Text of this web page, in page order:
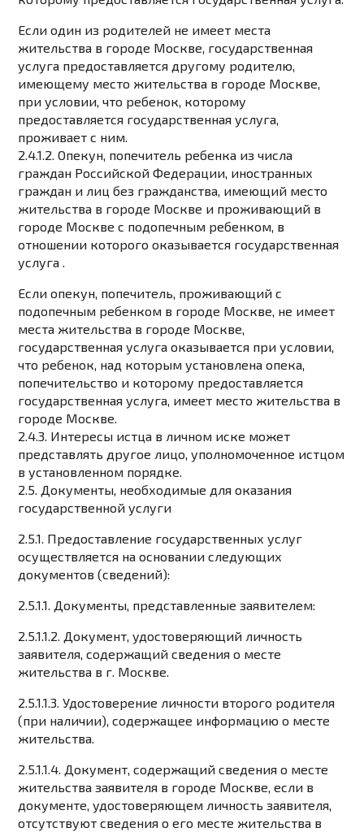
Если один из родителей не имеет места
жительства в городе Москве, государственная
услуга предоставляется другому родителю,
имеющему место жительства в городе Москве,
при условии, что ребенок, которому
предоставляется государственная услуга,
проживает с ним.
2.4.1.2. Опекун, попечитель ребенка из числа
граждан Российской Федерации, иностранных
граждан и лиц без гражданства, имеющий место
жительства в городе Москве и проживающий в
городе Москве с подопечным ребенком, в
отношении которого оказывается государственная
услуга .
Если опекун, попечитель, проживающий с
подопечным ребенком в городе Москве, не имеет
места жительства в городе Москве,
государственная услуга оказывается при условии,
что ребенок, над которым установлена ​​опека,
попечительство и которому предоставляется
государственная услуга, имеет место жительства в
городе Москве.
2.4.3. Интересы истца в личном иске может
представлять другое лицо, уполномоченное истцом
в установленном порядке.
2.5. Документы, необходимые для оказания
государственной услуги
2.5.1. Предоставление государственных услуг
осуществляется на основании следующих
документов (сведений):
2.5.1.1. Документы, представленные заявителем:
2.5.1.1.2. Документ, удостоверяющий личность
заявителя, содержащий сведения о месте
жительства в г. Москве.
2.5.1.1.3. Удостоверение личности второго родителя
(при наличии), содержащее информацию о месте
жительства.
2.5.1.1.4. Документ, содержащий сведения о месте
жительства заявителя в городе Москве, если в
документе, удостоверяющем личность заявителя,
отсутствуют сведения о его месте жительства в